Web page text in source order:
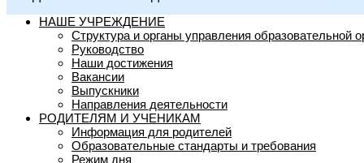
НАШЕ УЧРЕЖДЕНИЕ
Структура и органы управления образовательной
Руководство
Наши достижения
Вакансии
Выпускники
Направления деятельности
РОДИТЕЛЯМ И УЧЕНИКАМ
Информация для родителей
Образовательные стандарты и требования
Режим дня